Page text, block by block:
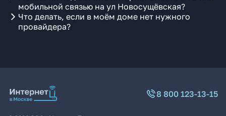
мобильной связью на ул Новосущёвская?
Что делать, если в моём доме нет нужного
провайдера?
8 800 123-13-15